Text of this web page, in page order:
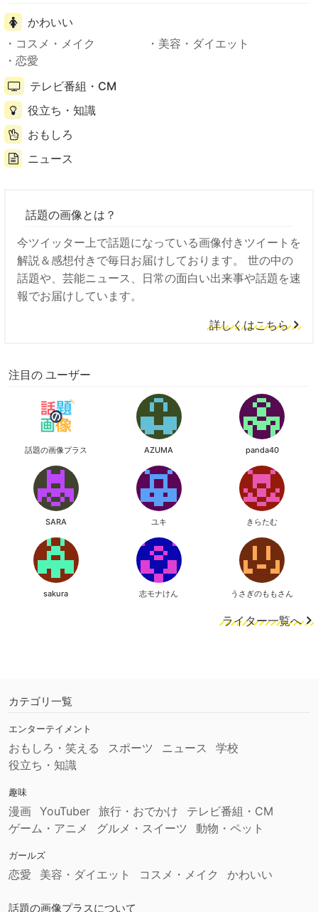
かわいい
コスメ・メイク
美容・ダイエット
恋愛
テレビ番組・CM
役立ち・知識
おもしろ
ニュース
話題の画像とは？
今ツイッター上で話題になっている画像付きツイートを
解説＆感想付きで毎日お届けしております。 世の中の
話題や、芸能ニュース、日常の面白い出来事や話題を速
報でお届けしています。
詳しくはこちら
注目の ユーザー
話題の画像プラス AZUMA panda40
SARA ユキ きらたむ
sakura 志モナけん うさぎのももさん
ライター一覧へ
カテゴリ一覧
エンターテイメント
おもしろ・笑える スポーツ ニュース
学校
役立ち・知識
趣味
漫画 YouTuber 旅行・おでかけ
テレビ番組・CM
ゲーム・アニメ
グルメ・スイーツ 動物・ペット
ガールズ
恋愛 美容・ダイエット コスメ・メイク かわいい
話題の画像プラスについて